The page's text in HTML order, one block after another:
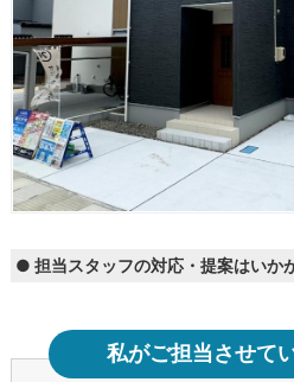
● 担当スタッフの対応・提案はいか
私がご担当させて